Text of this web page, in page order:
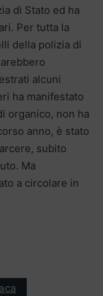
di Stato ed ha
Per tutta la
della polizia di
alcuni
ha manifestato
organico, non ha
anno, è stato
subito
Ma
a circolare in